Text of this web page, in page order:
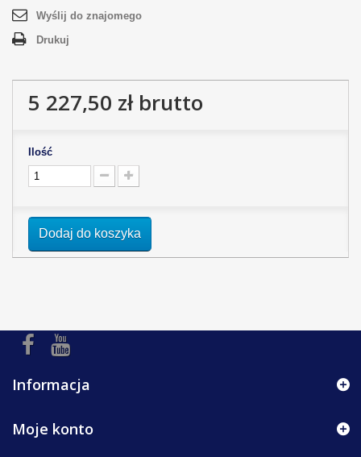
Wyślij do znajomego
Drukuj
5 227,50 złbrutto
Ilość
Dodaj do koszyka
Informacja
Moje konto